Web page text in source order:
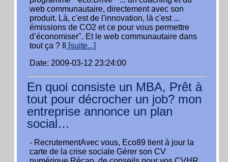
web communautaire, directement avec son
produit. Là, c'est de l'innovation, là c'est ...
émissions de CO2 et ce pour vous permettre
d’économiser". Et le web communautaire dans
tout ça ? Il
[suite...]
Date: 2009-03-12 23:24:00
En quoi consiste un MBA, Prêt à
tout pour décrocher un job? mon
entreprise annonce un plan
social…
- RecrutementAvec vous, Eco89 tient à jour la
carte de la crise sociale Gérer son CV